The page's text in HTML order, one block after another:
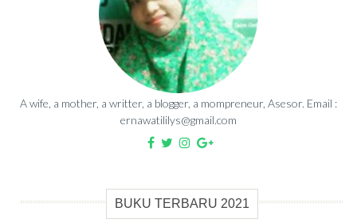
A wife, a mother, a writter, a blogger, a mompreneur, Asesor. Email :
ernawatililys@gmail.com
BUKU TERBARU 2021